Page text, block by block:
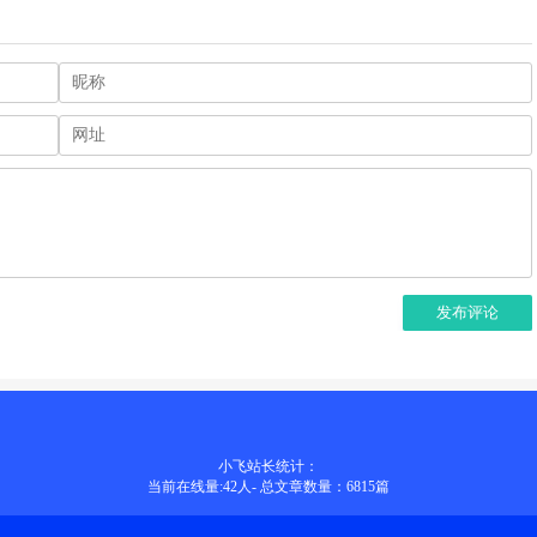
发布评论
小飞站长统计：
当前在线量:42 人 - 总文章数量：6815篇